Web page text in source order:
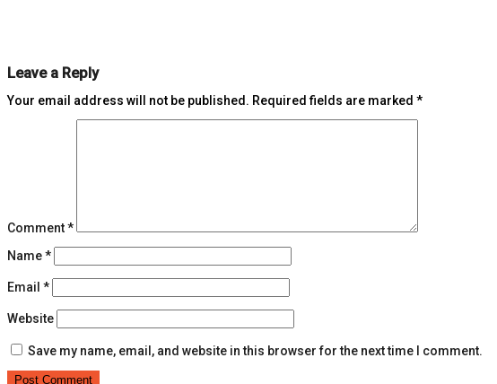
Leave a Reply
Your email address will not be published. Required fields are marked *
Comment*
Name*
Email *
Website
Save my name, email, and website in this browser for the next time I comment.